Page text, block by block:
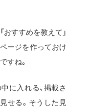
おすすめを教えて」
ージを作っておけ
すね。
に入れる、掲載さ
せる。そうした見